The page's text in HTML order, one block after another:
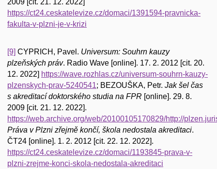
2009 [cit. 21. 12. 2022]
https://ct24.ceskatelevize.cz/domaci/1391594-pravnicka-
fakulta-v-plzni-je-v-krizi
[9] CYPRICH, Pavel. Universum: Souhrn kauzy
plzeňských práv. Radio Wave [online]. 17. 2. 2012 [cit. 20.
12. 2022] https://wave.rozhlas.cz/universum-souhrn-kauzy-
plzenskych-prav-5240541; BEZOUŠKA, Petr. Jak šel čas
s akreditací doktorského studia na FPR [online]. 29. 8.
2009 [cit. 21. 12. 2022].
https://web.archive.org/web/20100105170829/http://
Práva v Plzni zřejmě končí, škola nedostala akreditaci.
ČT24 [online]. 1. 2. 2012 [cit. 22. 12. 2022].
https://ct24.ceskatelevize.cz/domaci/1193845-prava-v-
plzni-zrejme-konci-skola-nedostala-akreditaci